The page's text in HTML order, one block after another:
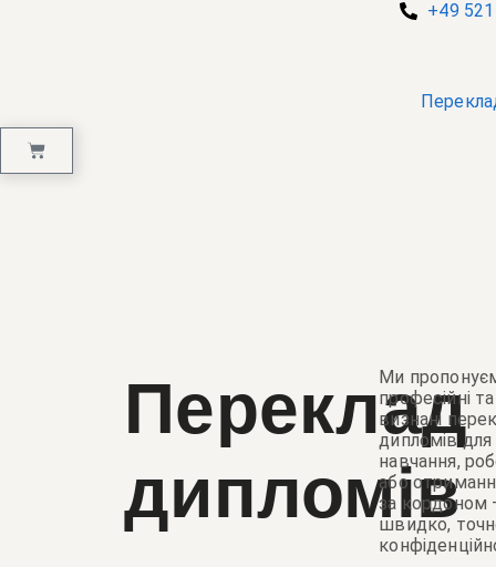
+49
Переклад
дипломів
Ми
професійні та
визнані
дипломів для
навчання,
або
за кордоном
швидко,